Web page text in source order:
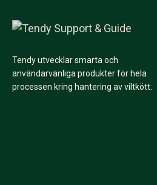
Tendy utvecklar smarta och
användarvänliga produkter för hela
processen kring hantering av viltkött.